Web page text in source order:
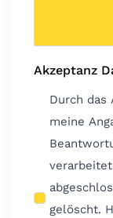
Akzeptanz
Durch das
meine
gelöscht. Hinweis: Sie können Ihre